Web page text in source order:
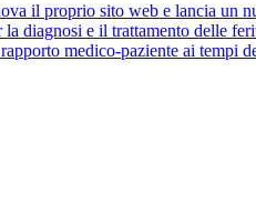
il proprio sito web e lancia un
diagnosi e il trattamento delle
medico-paziente ai tempi